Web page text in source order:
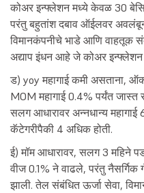
कोअर इन्फ्लेशन मध्ये केवळ 30
परंतु बहुतांश दबाव ऑईलवर
विमानकंपनीचे भाडे आणि वाहतूक
अद्याप इंधन आहे जे कोअर
ड) yoy महागाई कमी असताना,
MOM महागाई 0.4% पर्यंत
सलग आधारावर अन्नधान्य
कॅटेगरीपैकी 4 अधिक होती.
ई) मॉम आधारावर, सलग 3 महिने
वीज 0.1% ने वाढले, परंतु नैसर्गिक
झाली. तेल संबंधित ऊर्जा सेवा,